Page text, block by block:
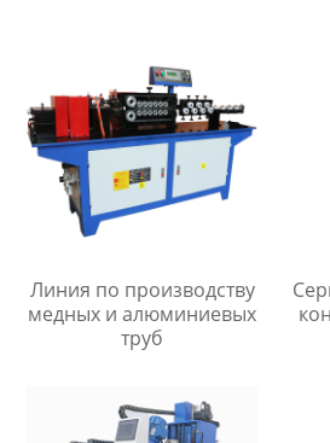
Линия по производству
медных и алюминиевых
труб